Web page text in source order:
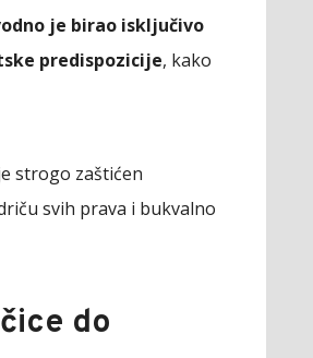
je birao isključivo
predispozicije, kako
strogo zaštićen
svih prava i bukvalno
do